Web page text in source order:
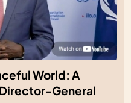
World: A
General